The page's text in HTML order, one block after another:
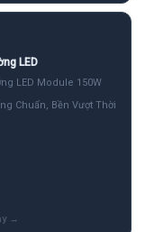
LED
LED Module 150W
Chuẩn, Bền Vượt Thời